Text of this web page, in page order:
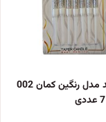
شمع تولد مدل رنگین کمان 002